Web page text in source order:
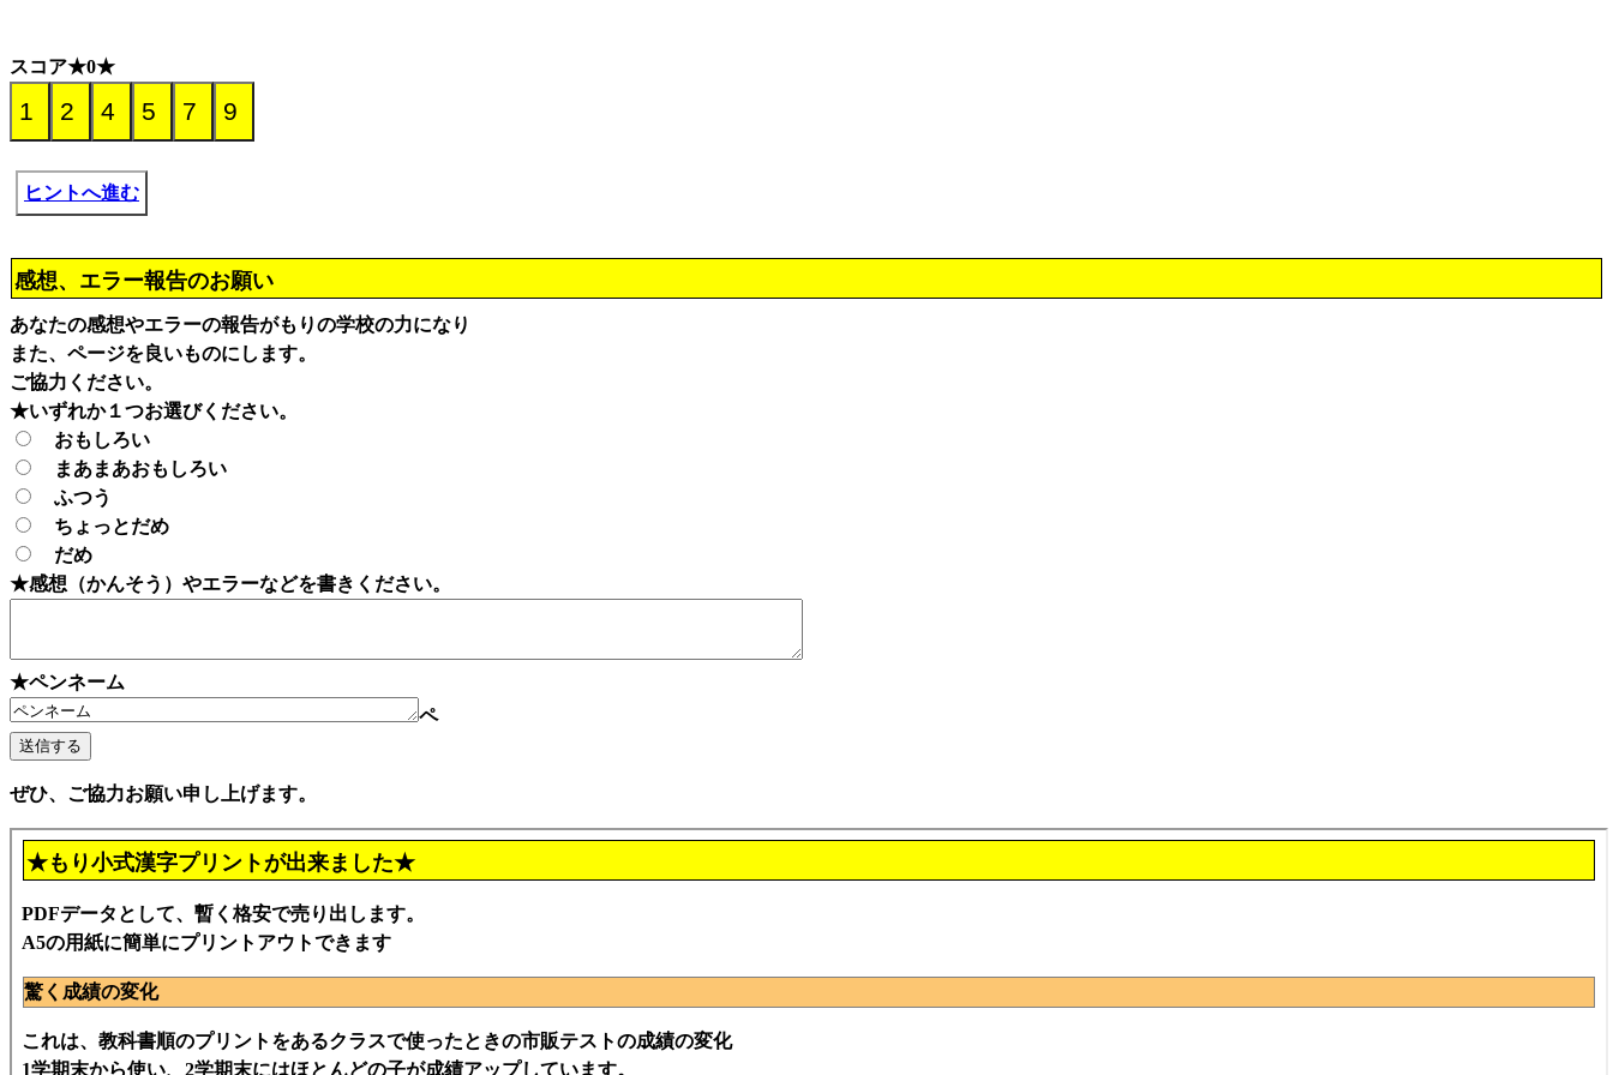
スコア★0★
ヒントへ進む
感想、エラー報告のお願い
あなたの感想やエラーの報告がもりの学校の力になり
また、ページを良いものにします。
ご協力ください。
★いずれか１つお選びください。
おもしろい
まあまあおもしろい
ふつう
ちょっとだめ
だめ
★感想（かんそう）やエラーなどを書きください。
★ペンネーム
ペ
ぜひ、ご協力お願い申し上げます。